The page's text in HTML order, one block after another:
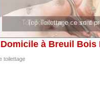
Top Toilettage ce sont
Top Toilettage ce sont
à Breuil Bois
toilettage